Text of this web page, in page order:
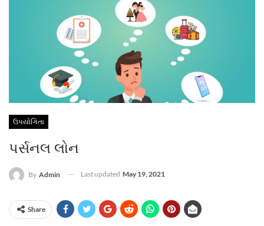
ઉપયોગિતા
પર્સનલ લોન
By Admin Last updated May 19, 2021
Share